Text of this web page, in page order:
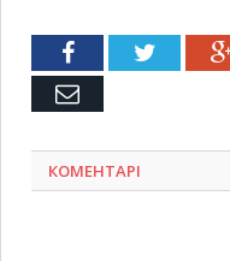
FacebookTwitter
Емейл
КОМЕНТАРІ